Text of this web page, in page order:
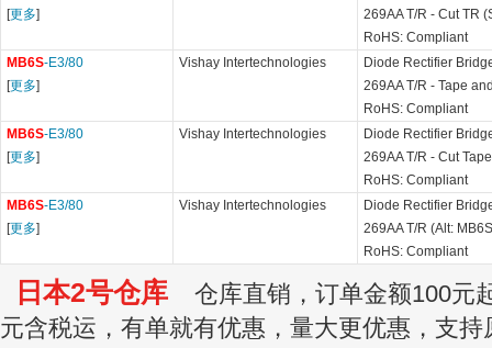
[更多]
269AA T/R - Cut TR
RoHS: Compliant
MB6S-E3/80
[更多]
Vishay Intertechnologies
Diode Rectifier
269AA T/R - Tape
RoHS: Compliant
MB6S-E3/80
[更多]
Vishay Intertechnologies
Diode Rectifier
269AA T/R - Cut
RoHS: Compliant
MB6S-E3/80
[更多]
Vishay Intertechnologies
Diode Rectifier
269AA T/R (Alt:
RoHS: Compliant
日本2号仓库 仓库直销，订单金额100元
元含税运，有单就有优惠，量大更优惠，支持